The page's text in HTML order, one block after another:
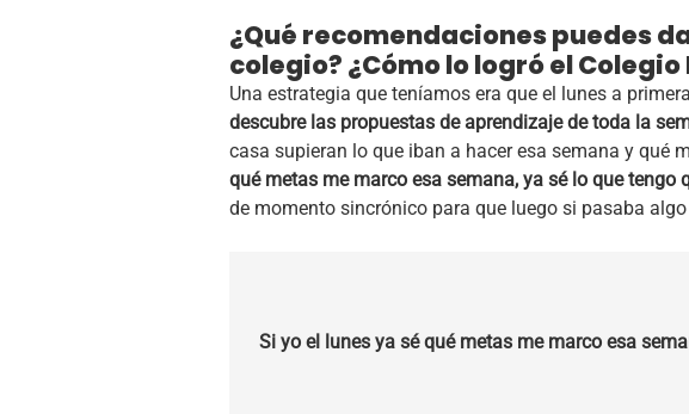
¿Qué recomendaciones puedes
colegio? ¿Cómo lo logró el
Una estrategia que teníamos era que el lunes a
descubre las propuestas de aprendizaje de toda la
casa supieran lo que iban a hacer esa semana y qué
qué metas me marco esa semana, ya sé lo que tengo
de momento sincrónico para que luego si pasaba
Si yo el lunes ya sé qué metas me marco esa